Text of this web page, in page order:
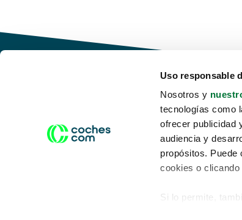
Uso responsable
Nosotros y
tecnologías como
ofrecer publicidad
audiencia y
propósitos. Puede
cookies o
Si lo permite,
Conduce tu futuro,
desata tu movilidad